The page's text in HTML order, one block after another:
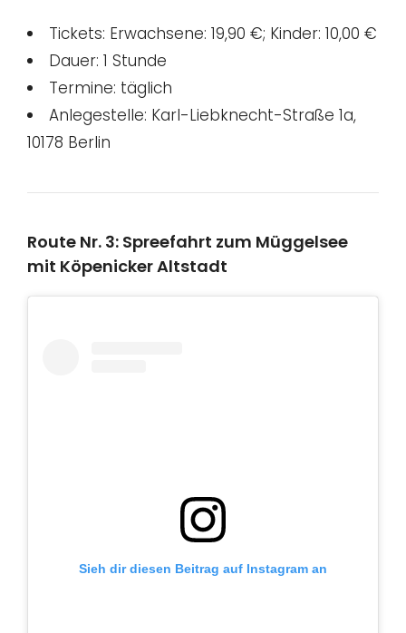
Tickets: Erwachsene: 19,90 €; Kinder: 10,00 €
Dauer: 1 Stunde
Termine: täglich
Anlegestelle: Karl-Liebknecht-Straße 1a,
10178 Berlin
Route Nr. 3: Spreefahrt zum Müggelsee
mit Köpenicker Altstadt
Sieh dir diesen Beitrag auf Instagram an